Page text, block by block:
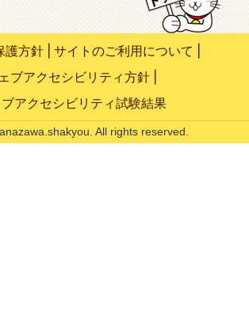
護方針 サイトのご利用について
ブアクセシビリティ方針
アクセシビリティ試験結果
All rights reserved.